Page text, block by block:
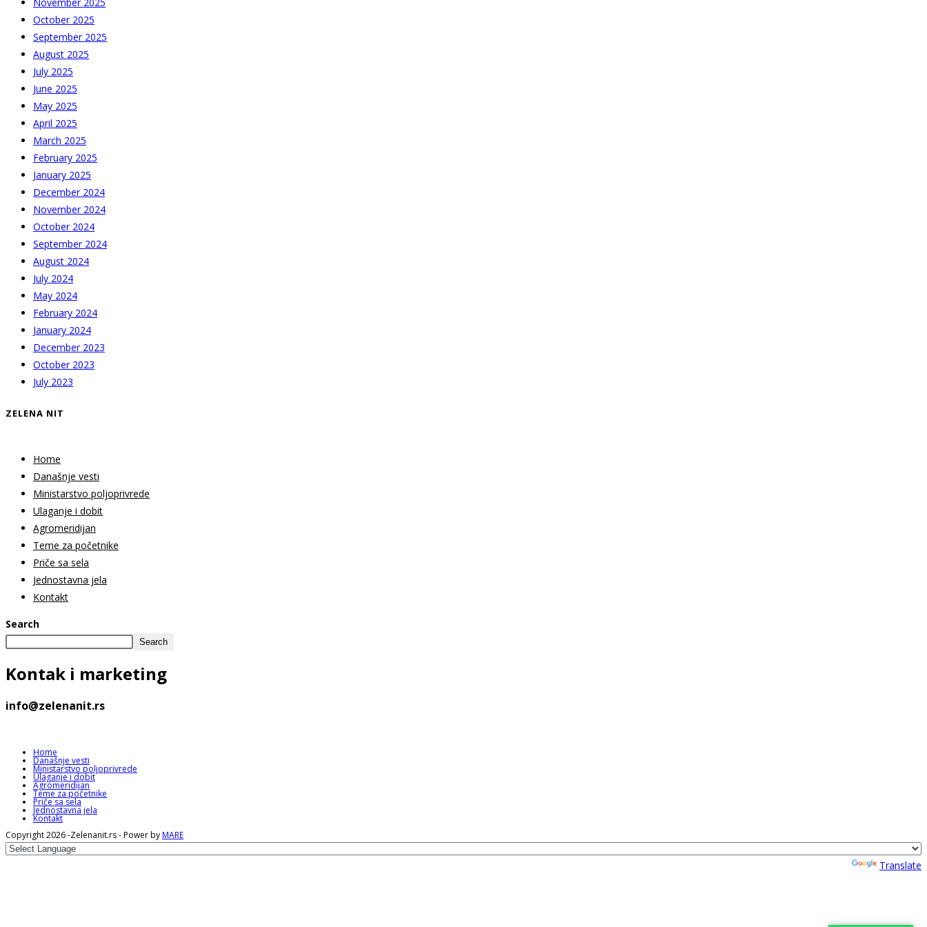
October 2025
September 2025
August 2025
July 2025
June 2025
May 2025
April 2025
March 2025
February 2025
January 2025
December 2024
November 2024
October 2024
September 2024
August 2024
July 2024
May 2024
February 2024
January 2024
December 2023
October 2023
July 2023
ZELENA NIT
Home
Današnje vesti
Ministarstvo poljoprivrede
Ulaganje i dobit
Agromeridijan
Teme za početnike
Priče sa sela
Jednostavna jela
Kontakt
Search
Search
Kontak i marketing
info@zelenanit.rs
Home
Današnje vesti
Ministarstvo poljoprivrede
Ulaganje i dobit
Agromeridijan
Teme za početnike
Priče sa sela
Jednostavna jela
Kontakt
Copyright 2026 -Zelenanit.rs - Power byMARE
Translate